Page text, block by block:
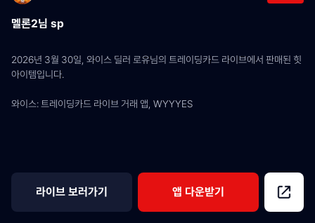
멜론2님 sp
2026년 3월 30일, 와이스 딜러 로유님의 트레이딩카드 라이브에서 판매된 힛
아이템입니다.
와이스: 트레이딩카드 라이브 거래 앱, WYYYES
라이브 보러가기 앱 다운받기